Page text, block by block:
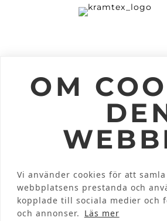
OM
Vi använder cookies för att
webbplatsens prestanda och
kopplade till sociala medier och
och annonser. Läs mer
Om Kramtex
Jobba på Kramtex
Kataloger
Mitt Konto
© 2026 KRAMTEX